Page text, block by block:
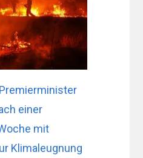
einer
mit
Klimaleugnung